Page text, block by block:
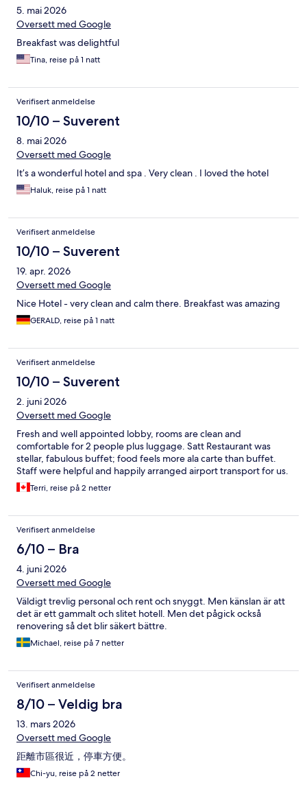
5. mai 2026
Oversett med Google
Breakfast was delightful
Tina, reise på 1 natt
Verifisert anmeldelse
10/10 – Suverent
8. mai 2026
Oversett med Google
It’s a wonderful hotel and spa . Very clean . I loved the hotel
Haluk, reise på 1 natt
Verifisert anmeldelse
10/10 – Suverent
19. apr. 2026
Oversett med Google
Nice Hotel - very clean and calm there. Breakfast was amazing
GERALD, reise på 1 natt
Verifisert anmeldelse
10/10 – Suverent
2. juni 2026
Oversett med Google
Fresh and well appointed lobby, rooms are clean and
comfortable for 2 people plus luggage. Satt Restaurant was
stellar, fabulous buffet; food feels more ala carte than buffet.
Staff were helpful and happily arranged airport transport for us.
Terri, reise på 2 netter
Verifisert anmeldelse
6/10 – Bra
4. juni 2026
Oversett med Google
Väldigt trevlig personal och rent och snyggt. Men känslan är att
det är ett gammalt och slitet hotell. Men det pågick också
renovering så det blir säkert bättre.
Michael, reise på 7 netter
Verifisert anmeldelse
8/10 – Veldig bra
13. mars 2026
Oversett med Google
距離市區很近，停車方便。
Chi-yu, reise på 2 netter